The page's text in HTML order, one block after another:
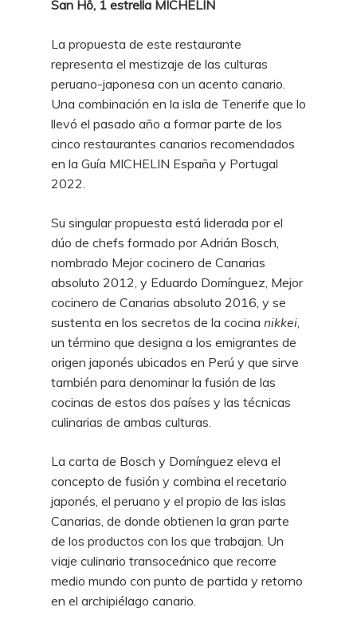
San Hô, 1 estrella MICHELIN
La propuesta de este restaurante
representa el mestizaje de las culturas
peruano-japonesa con un acento canario.
Una combinación en la isla de Tenerife que lo
llevó el pasado año a formar parte de los
cinco restaurantes canarios recomendados
en la Guía MICHELIN España y Portugal
2022.
Su singular propuesta está liderada por el
dúo de chefs formado por Adrián Bosch,
nombrado Mejor cocinero de Canarias
absoluto 2012, y Eduardo Domínguez, Mejor
cocinero de Canarias absoluto 2016, y se
sustenta en los secretos de la cocina nikkei,
un término que designa a los emigrantes de
origen japonés ubicados en Perú y que sirve
también para denominar la fusión de las
cocinas de estos dos países y las técnicas
culinarias de ambas culturas.
La carta de Bosch y Domínguez eleva el
concepto de fusión y combina el recetario
japonés, el peruano y el propio de las islas
Canarias, de donde obtienen la gran parte
de los productos con los que trabajan. Un
viaje culinario transoceánico que recorre
medio mundo con punto de partida y retorno
en el archipiélago canario.